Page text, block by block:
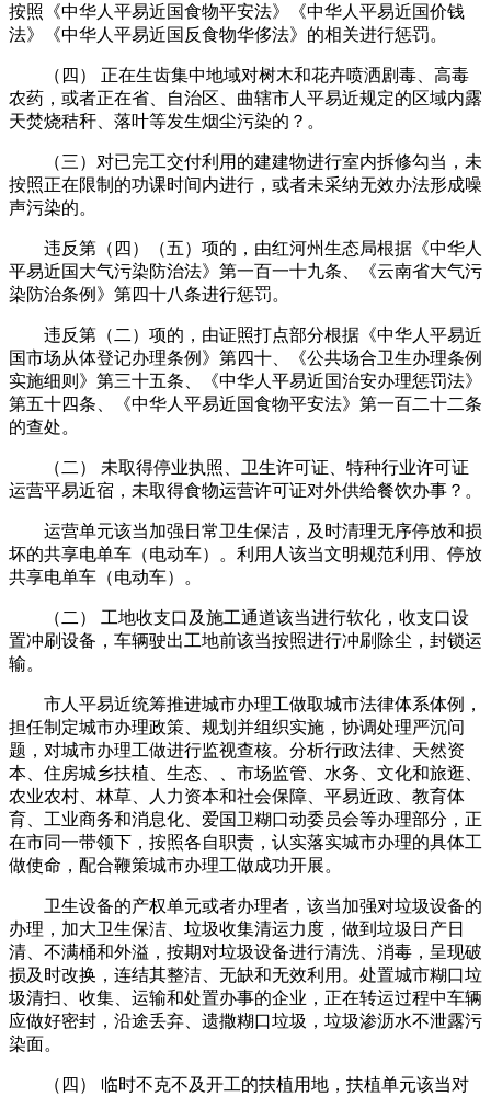
按照《中华人平易近国食物平安法》《中华人平易近国价钱
法》《中华人平易近国反食物华侈法》的相关进行惩罚。
（四） 正在生齿集中地域对树木和花卉喷洒剧毒、高毒
农药，或者正在省、自治区、曲辖市人平易近规定的区域内露
天焚烧秸秆、落叶等发生烟尘污染的？。
（三）对已完工交付利用的建建物进行室内拆修勾当，未
按照正在限制的功课时间内进行，或者未采纳无效办法形成噪
声污染的。
违反第（四）（五）项的，由红河州生态局根据《中华人
平易近国大气污染防治法》第一百一十九条、《云南省大气污
染防治条例》第四十八条进行惩罚。
违反第（二）项的，由证照打点部分根据《中华人平易近
国市场从体登记办理条例》第四十、《公共场合卫生办理条例
实施细则》第三十五条、《中华人平易近国治安办理惩罚法》
第五十四条、《中华人平易近国食物平安法》第一百二十二条
的查处。
（二） 未取得停业执照、卫生许可证、特种行业许可证
运营平易近宿，未取得食物运营许可证对外供给餐饮办事？。
运营单元该当加强日常卫生保洁，及时清理无序停放和损
坏的共享电单车（电动车）。利用人该当文明规范利用、停放
共享电单车（电动车）。
（二） 工地收支口及施工通道该当进行软化，收支口设
置冲刷设备，车辆驶出工地前该当按照进行冲刷除尘，封锁运
输。
市人平易近统筹推进城市办理工做取城市法律体系体例，
担任制定城市办理政策、规划并组织实施，协调处理严沉问
题，对城市办理工做进行监视查核。分析行政法律、天然资
本、住房城乡扶植、生态、、市场监管、水务、文化和旅逛、
农业农村、林草、人力资本和社会保障、平易近政、教育体
育、工业商务和消息化、爱国卫糊口动委员会等办理部分，正
在市同一带领下，按照各自职责，认实落实城市办理的具体工
做使命，配合鞭策城市办理工做成功开展。
卫生设备的产权单元或者办理者，该当加强对垃圾设备的
办理，加大卫生保洁、垃圾收集清运力度，做到垃圾日产日
清、不满桶和外溢，按期对垃圾设备进行清洗、消毒，呈现破
损及时改换，连结其整洁、无缺和无效利用。处置城市糊口垃
圾清扫、收集、运输和处置办事的企业，正在转运过程中车辆
应做好密封，沿途丢弃、遗撒糊口垃圾，垃圾渗沥水不泄露污
染面。
（四） 临时不克不及开工的扶植用地，扶植单元该当对